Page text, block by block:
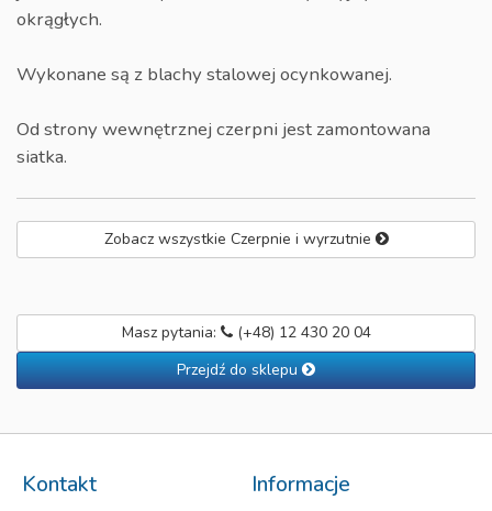
okrągłych.
Wykonane są z blachy stalowej ocynkowanej.
Od strony wewnętrznej czerpni jest zamontowana
siatka.
Zobacz wszystkie Czerpnie i wyrzutnie
Masz pytania:
(+48) 12 430 20 04
Przejdź do sklepu
Kontakt Informacje